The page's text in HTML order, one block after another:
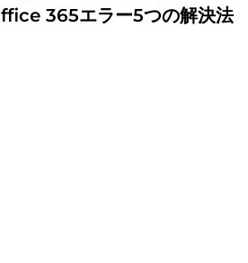
365エラー5つの解決法